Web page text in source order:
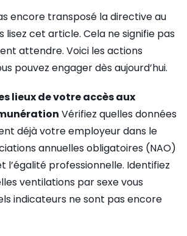
encore transposé la directive au
lisez cet article. Cela ne signifie pas
attendre. Voici les actions
pouvez engager dès aujourd’hui.
lieux de votre accès aux
Vérifiez quelles données
déjà votre employeur dans le
annuelles obligatoires (NAO)
l’égalité professionnelle. Identifiez
ventilations par sexe vous
indicateurs ne sont pas encore